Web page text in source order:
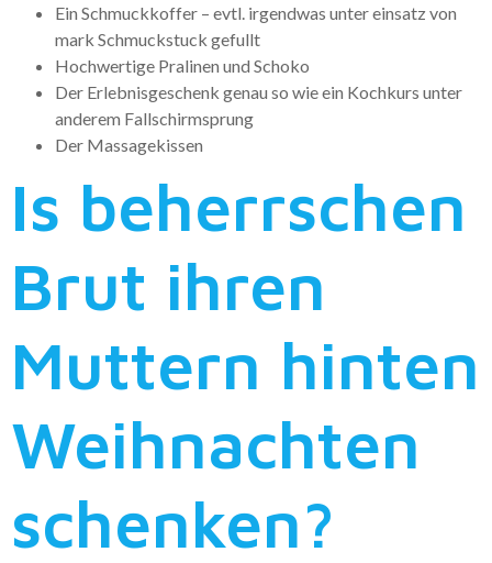
Ein Schmuckkoffer – evtl. irgendwas unter einsatz von
mark Schmuckstuck gefullt
Hochwertige Pralinen und Schoko
Der Erlebnisgeschenk genau so wie ein Kochkurs unter
anderem Fallschirmsprung
Der Massagekissen
Is beherrschen
Brut ihren
Muttern hinten
Weihnachten
schenken?